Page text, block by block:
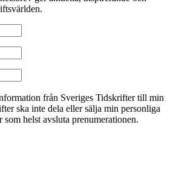
från Sveriges Tidskrifter till min
ska inte dela eller sälja min personliga
helst avsluta prenumerationen.